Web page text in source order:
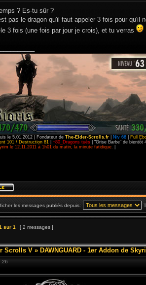
? Es-tu sûr ?
pas le dragon qu'il faut appeler 3 fois pour qu'il
le 3 fois (une fois par jour je crois), et tu verras
le 5.01.2012 | Fondateur de The-Elder-Scrolls.fr Niv 66
Full
101 / Destruction 81
+80_Dragons tués | "Grise Barbe" de bientôt
le 12.11.2011 à 1h01 du matin, la minute fatidique.
les messages publiés depuis:
sur 1 [ 2 messages ]
Scrolls V » DAWNGUARD - 1er Addon de